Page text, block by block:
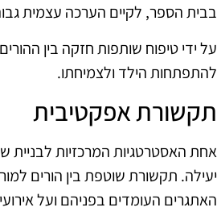
בבית הספר, לקיים הערכה עצמית
על ידי טיפוח שותפות חזקה בין
להתפתחות הילד ולצמיחתו.
תקשורת אפקטיבית
אחת האסטרטגיות המרכזיות
יעילה. תקשורת שוטפת בין הורים
האתגרים העומדים בפניהם ועל